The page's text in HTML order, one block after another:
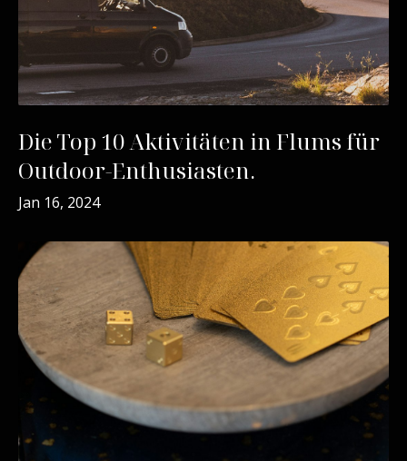
Die Top 10 Aktivitäten in Flums für
Outdoor-Enthusiasten.
Jan 16, 2024